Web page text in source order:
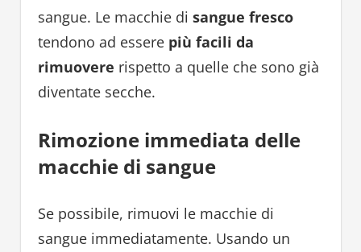
sangue. Le macchie di sangue fresco
tendono ad essere più facili da
rimuovere rispetto a quelle che sono già
diventate secche.
Rimozione immediata delle
macchie di sangue
Se possibile, rimuovi le macchie di
sangue immediatamente. Usando un